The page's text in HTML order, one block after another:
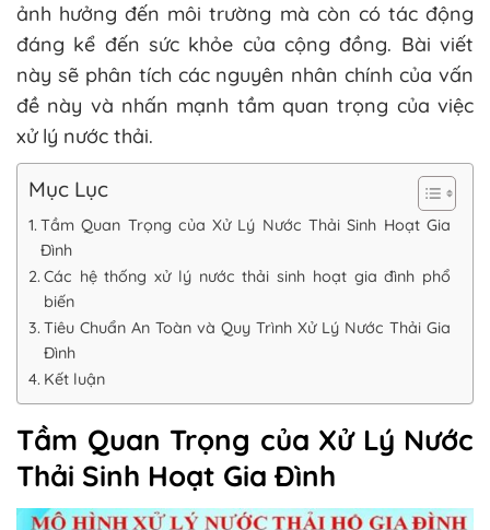
ảnh hưởng đến môi trường mà còn có tác động
đáng kể đến sức khỏe của cộng đồng. Bài viết
này sẽ phân tích các nguyên nhân chính của vấn
đề này và nhấn mạnh tầm quan trọng của việc
xử lý nước thải.
Mục Lục
Tầm Quan Trọng của Xử Lý Nước Thải Sinh Hoạt Gia
Đình
Các hệ thống xử lý nước thải sinh hoạt gia đình phổ
biến
Tiêu Chuẩn An Toàn và Quy Trình Xử Lý Nước Thải Gia
Đình
Kết luận
Tầm Quan Trọng của Xử Lý Nước
Thải Sinh Hoạt Gia Đình